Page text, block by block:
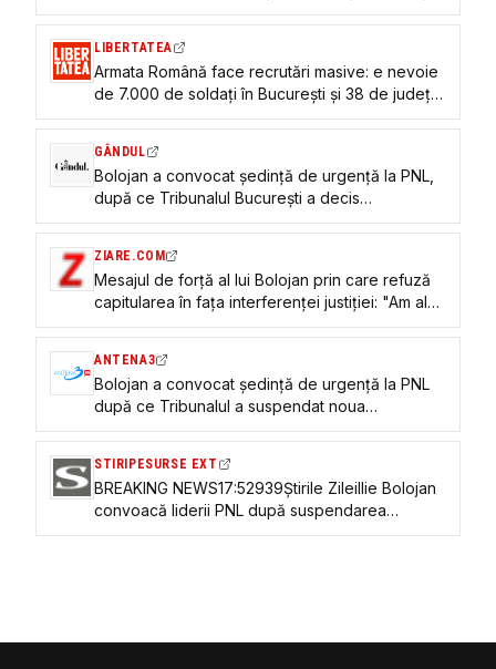
și introducerea sistemului „Plăteşti pentru cât
LIBERTATEA
Armata Română face recrutări masive: e nevoie
de 7.000 de soldați în București și 38 de județe.
Cât este solda
GÂNDUL
Bolojan a convocat ședință de urgență la PNL,
după ce Tribunalul București a decis
suspendarea hotărârilor Congresului liberalilor –
ZIARE.COM
Mesajul de forță al lui Bolojan prin care refuză
capitularea în fața interferenței justiției: "Am ales
să ne decidem propria soartă. PNL este din nou
ANTENA3
Bolojan a convocat ședință de urgență la PNL
după ce Tribunalul a suspendat noua
conducere aleasă la Congres
STIRIPESURSE EXT
BREAKING NEWS17:52939Știrile ZileiIlie Bolojan
convoacă liderii PNL după suspendarea
hotărârilor Congresului de către Tribunalul